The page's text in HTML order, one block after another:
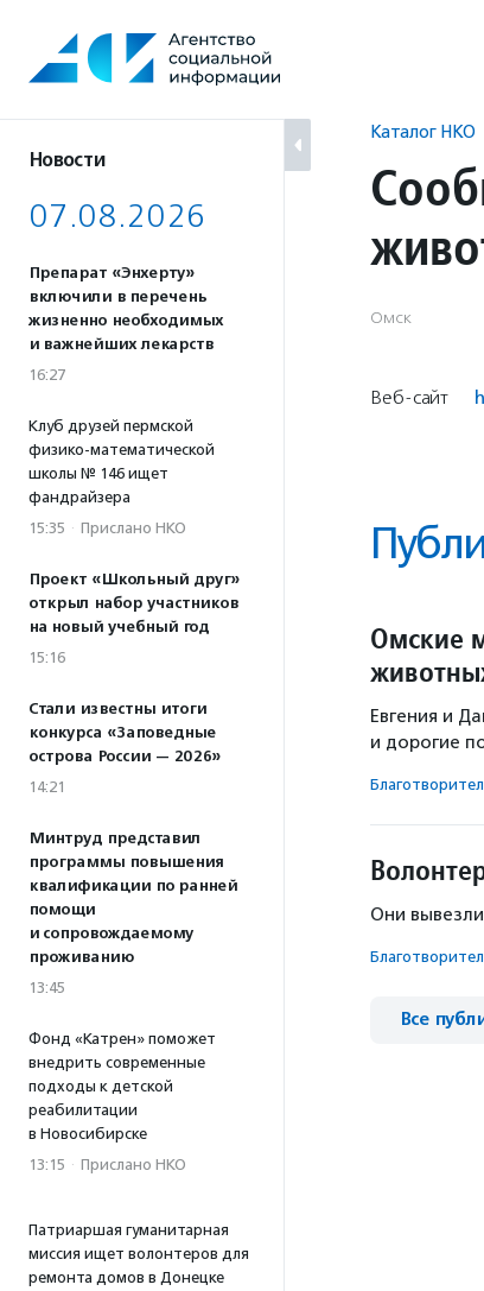
содержанию
Новости
07.08.2026
Препарат «Энхерту»
включили в перечень
жизненно необходимых
и важнейших лекарств
16:27
Клуб друзей пермской
физико-математической
школы № 146 ищет
фандрайзера
15:35 · Прислано НКО
Проект «Школьный друг»
открыл набор участников
на новый учебный год
15:16
Стали известны итоги
конкурса «Заповедные
острова России — 2026»
14:21
Минтруд представил
программы повышения
квалификации по ранней
помощи
и сопровождаемому
проживанию
13:45
Фонд «Катрен» поможет
внедрить современные
подходы к детской
реабилитации
в Новосибирске
13:15 · Прислано НКО
Патриаршая гуманитарная
миссия ищет волонтеров для
ремонта домов в Донецке
Каталог НКО
Омск
Веб-сайт
Омские
Евгения и
и дорогие
Они
Все